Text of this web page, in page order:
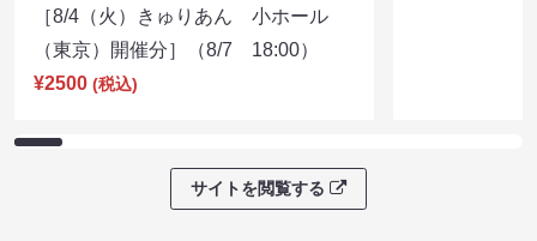
［8/4（火）きゅりあん 小ホール
（東京）開催分］（8/7 18:00）
¥2500 (税込)
サイトを閲覧する